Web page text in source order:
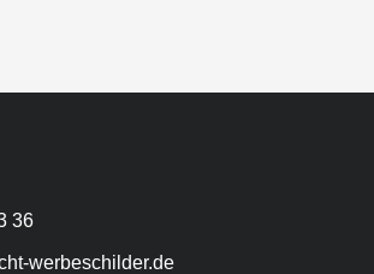
36
werbeschilder.de